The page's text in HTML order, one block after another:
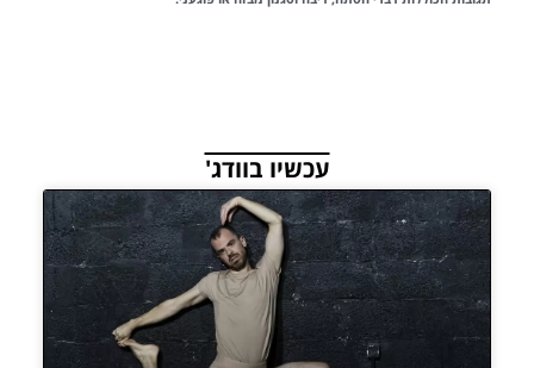
עכשיו בוודג'